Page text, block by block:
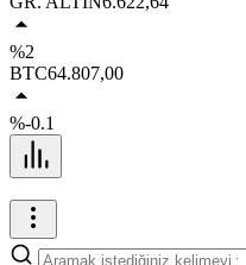
%2
BTC64.807,00
%-0.1